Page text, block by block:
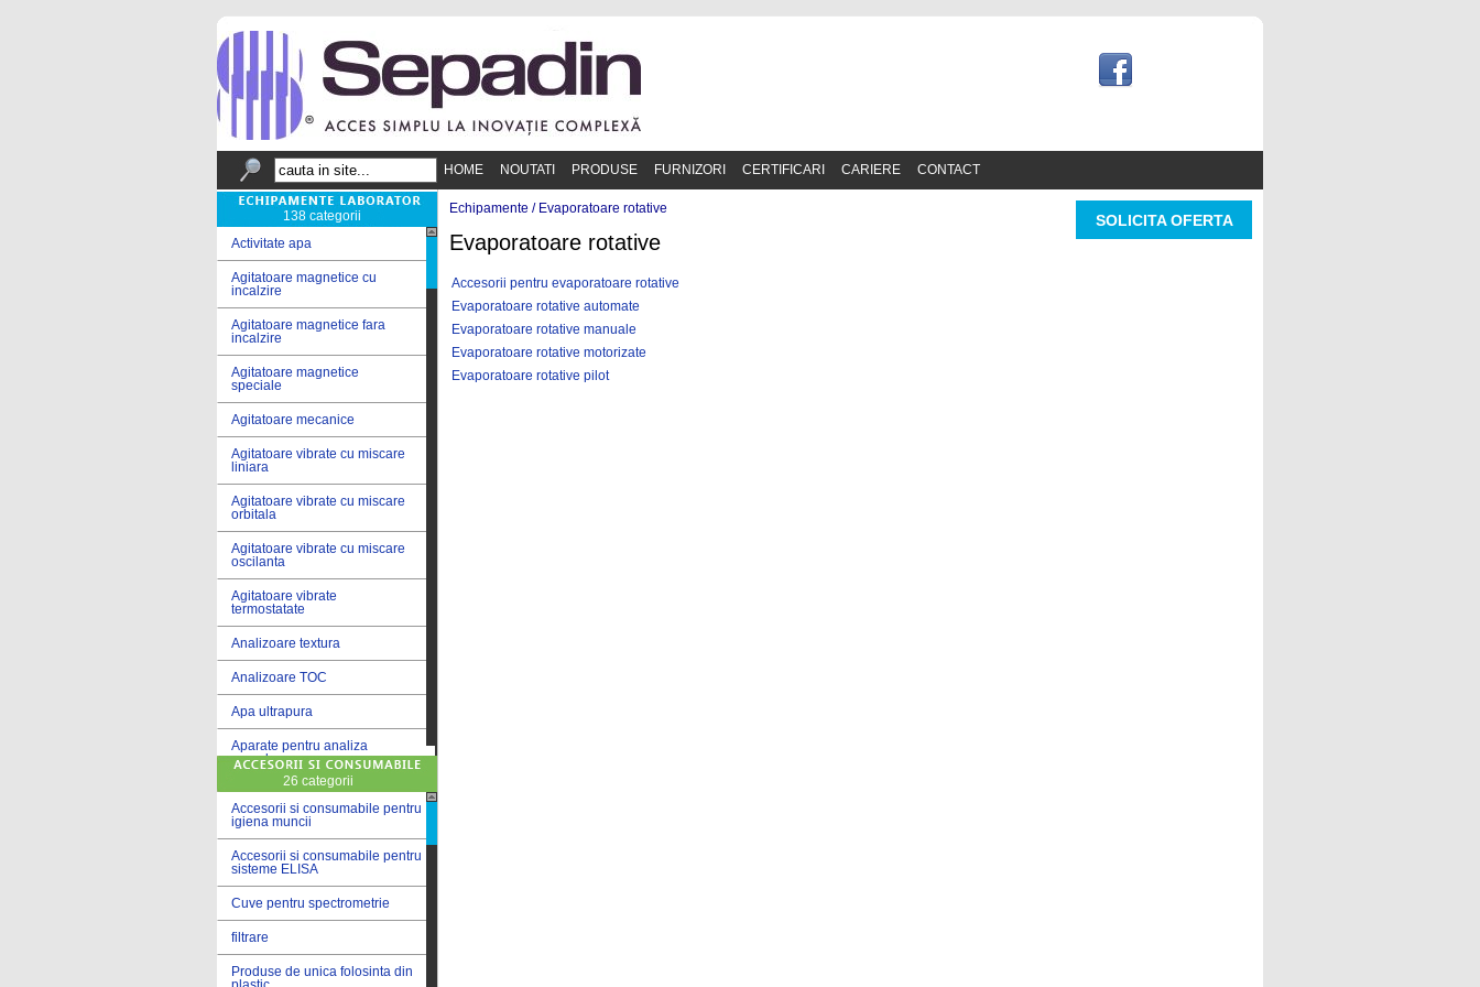
HOME NOUTATI PRODUSE FURNIZORI CERTIFICARI CARIERE CONTACT
138 categorii
Activitate apa
Agitatoare magnetice cu
incalzire
Agitatoare magnetice fara
incalzire
Agitatoare magnetice
speciale
Agitatoare mecanice
Agitatoare vibrate cu miscare
liniara
Agitatoare vibrate cu miscare
orbitala
Agitatoare vibrate cu miscare
oscilanta
Agitatoare vibrate
termostatate
Analizoare textura
Analizoare TOC
Apa ultrapura
Aparate pentru analiza
cereale
Aparate pentru testare lacuri
si vopsele
Aparate pentru testare lapte
Autoclave
Bai de apa
Bai de apa vibrate
Bai de calibrare
26 categorii
Accesorii si consumabile pentru
igiena muncii
Accesorii si consumabile pentru
sisteme ELISA
Cuve pentru spectrometrie
filtrare
Produse de unica folosinta din
Echipamente / Evaporatoare rotative
SOLICITA OFERTA
Evaporatoare rotative
Accesorii pentru evaporatoare rotative
Evaporatoare rotative automate
Evaporatoare rotative manuale
Evaporatoare rotative motorizate
Evaporatoare rotative pilot